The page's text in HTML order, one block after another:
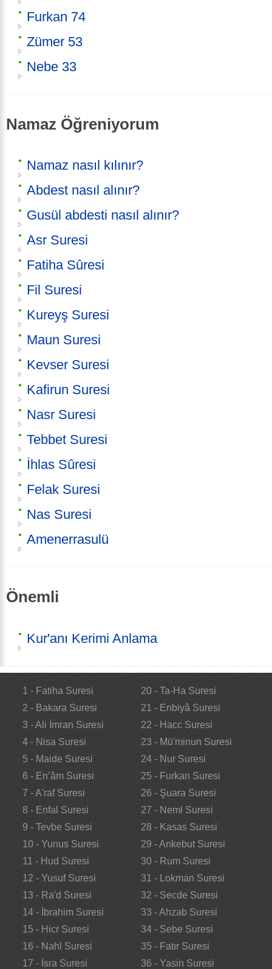
Furkan 74
Zümer 53
Nebe 33
Namaz Öğreniyorum
Namaz nasıl kılınır?
Abdest nasıl alınır?
Gusül abdesti nasıl alınır?
Asr Suresi
Fatiha Sûresi
Fil Suresi
Kureyş Suresi
Maun Suresi
Kevser Suresi
Kafirun Suresi
Nasr Suresi
Tebbet Suresi
İhlas Sûresi
Felak Suresi
Nas Suresi
Amenerrasulü
Önemli
Kur'anı Kerimi Anlama
1 - Fatiha Suresi
2 - Bakara Suresi
3 - Ali İmran Suresi
4 - Nisa Suresi
5 - Maide Suresi
6 - En’âm Suresi
7 - A'raf Suresi
8 - Enfal Suresi
9 - Tevbe Suresi
10 - Yunus Suresi
11 - Hud Suresi
12 - Yusuf Suresi
13 - Ra'd Suresi
14 - İbrahim Suresi
15 - Hicr Suresi
16 - Nahl Suresi
17 - İsra Suresi
20 - Ta-Ha Suresi
21 - Enbiyâ Suresi
22 - Hacc Suresi
23 - Mü'minun Suresi
24 - Nur Suresi
25 - Furkan Suresi
26 - Şuara Suresi
27 - Neml Suresi
28 - Kasas Suresi
29 - Ankebut Suresi
30 - Rum Suresi
31 - Lokman Suresi
32 - Secde Suresi
33 - Ahzab Suresi
34 - Sebe Suresi
35 - Fatır Suresi
36 - Yasin Suresi